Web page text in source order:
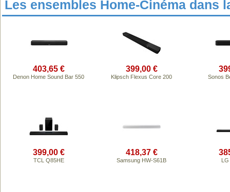
Les ensembles Home-Cinéma dans
403,65 €
Denon Home Sound Bar 550
399,00 €
Klipsch Flexus Core 200 Sonos
399,00 €
TCL Q85HE
418,37 €
Samsung HW-S61B